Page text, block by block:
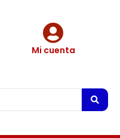
Mi cuenta